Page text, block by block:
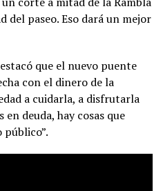
del paseo. Eso dará un mejor
que el nuevo puente
con el dinero de la
a cuidarla, a disfrutarla
deuda, hay cosas que